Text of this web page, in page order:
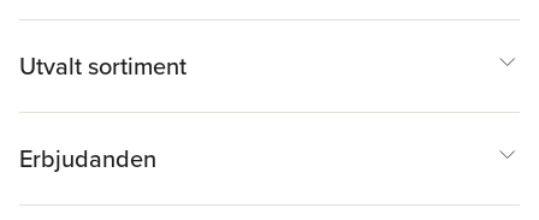
Utvalt sortiment
Erbjudanden